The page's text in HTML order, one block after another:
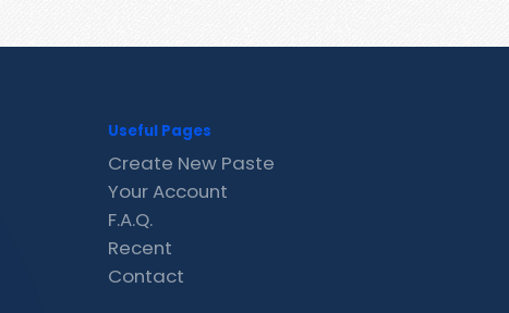
Useful Pages
Create New Paste
Your Account
F.A.Q.
Recent
Contact